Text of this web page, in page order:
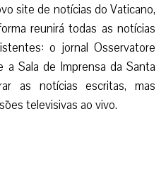
site de notícias do Vaticano,
reunirá todas as notícias
o jornal Osservatore
a Sala de Imprensa da Santa
as notícias escritas, mas
televisivas ao vivo.